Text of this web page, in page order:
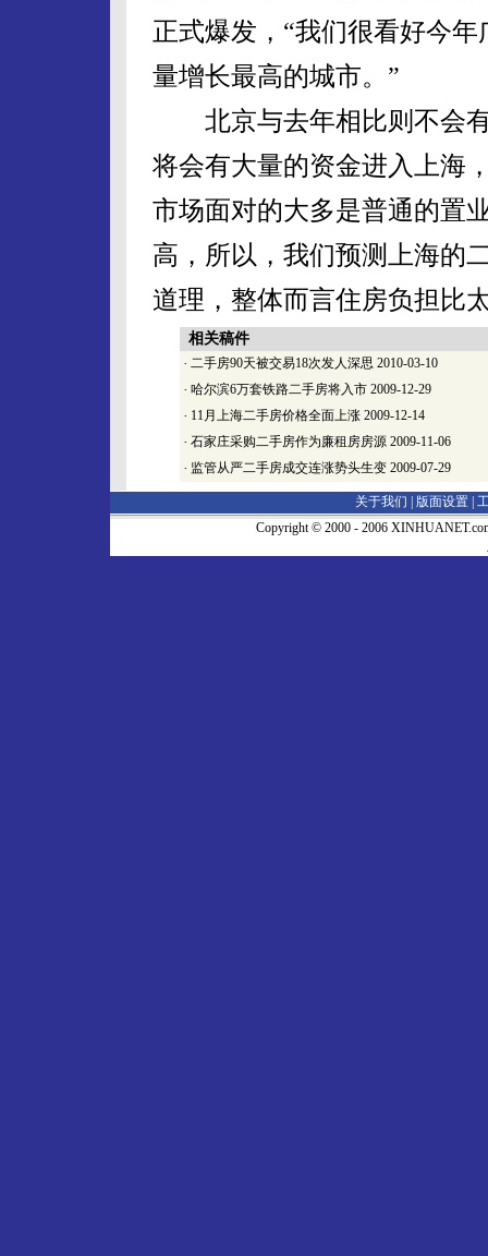
正式爆发，“我们很看好今
量增长最高的城市。”
北京与去年相比则不会有
将会有大量的资金进入上海
市场面对的大多是普通的置
高，所以，我们预测上海的
道理，整体而言住房负担比
相关稿件
· 二手房90天被交易18次发人深思 2010-03-10
· 哈尔滨6万套铁路二手房将入市 2009-12-29
· 11月上海二手房价格全面上涨 2009-12-14
· 石家庄采购二手房作为廉租房房源 2009-11-06
· 监管从严二手房成交连涨势头生变 2009-07-29
关于我们 | 版面设置
Copyright © 2000 - 2006